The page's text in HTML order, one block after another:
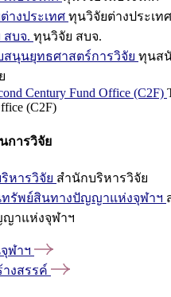
างประเทศ ทุนวิจัยต่างประเทศ
สบจ. ทุนวิจัย สบจ.
นุนยุทธศาสตร์การวิจัย ทุนส
Century Fund Office (C2F)
(C2F)
การวิจัย
หารวิจัย สำนักบริหารวิจัย
รัพย์สินทางปัญญาแห่งจุฬาฯ
าแห่งจุฬาฯ
ฬาฯ
งสรรค์